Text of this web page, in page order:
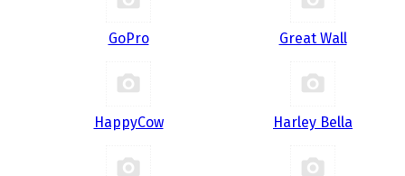
GoPro Great Wall
HappyCow Harley Bella